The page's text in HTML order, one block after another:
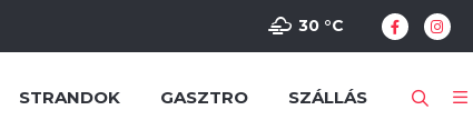
30 °C
STRANDOK GASZTRO SZÁLLÁS